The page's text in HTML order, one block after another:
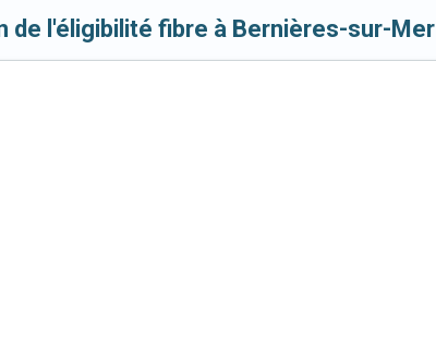
de l'éligibilité fibre à Bernières-sur-Mer